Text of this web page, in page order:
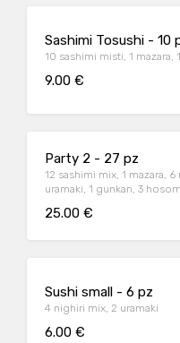
Sashimi Tosushi - 10
10 sashimi misti, 1 mazara,
9.00 €
Party 2 - 27 pz
12 sashimi mix, 1 mazara,
uramaki, 1 gunkan, 3
25.00 €
Sushi small - 6 pz
4 nighiri mix, 2 uramaki
6.00 €